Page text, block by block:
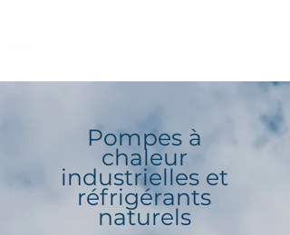
Pompes à
chaleur
industrielles et
réfrigérants
naturels